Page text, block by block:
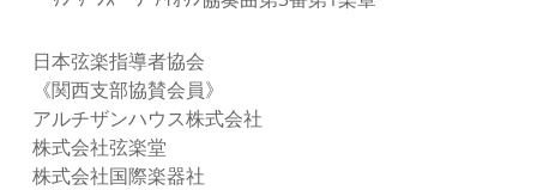
日本弦楽指導者協会
《関西支部協賛会員》
アルチザンハウス株式会社
株式会社弦楽堂
株式会社国際楽器社